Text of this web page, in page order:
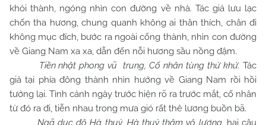
khỏi thành, ngóng nhìn con đường về nhà. Tác giả lưu lạc
chốn tha hương, chung quanh không ai thân thích, chân đi
không mục đích, bước ra ngoài cổng thành, nhìn con đường
về Giang Nam xa xa, dẫn đến nỗi hương sầu nồng đậm.
Tiền nhật phong vũ trung, Cố nhân tùng thử khứ. Tác
giả tại phía đông thành nhìn hướng về Giang Nam rồi hồi
tưởng lại. Tình cảnh ngày trước hiện rõ ra trước mắt, cố nhân
từ đó ra đi, tiễn nhau trong mưa gió rất thê lương buồn bã.
Ngã dục độ Hà thuỷ, Hà thuỷ thâm vô lương, hai câu